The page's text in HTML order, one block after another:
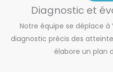
Diagnostic et
Notre équipe se déplace à
diagnostic précis des
élabore un plan